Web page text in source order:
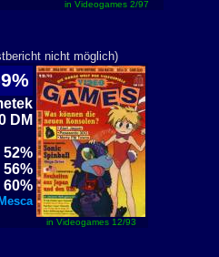
in Videogames 2/97
nicht möglich)
DM
52%
56%
60%
Mesca
in Videogames 12/93